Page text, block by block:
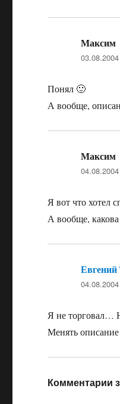
Максим
Понял 🙂
А вообще,
Максим
Я вот что хотел
А вообще,
Я не торговал…
Менять
Комментарии